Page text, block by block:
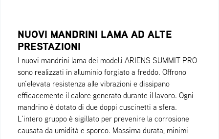
NUOVI MANDRINI LAMA AD ALTE
PRESTAZIONI
I nuovi mandrini lama dei modelli ARIENS SUMMIT PRO
sono realizzati in alluminio forgiato a freddo. Offrono
un’elevata resistenza alle vibrazioni e dissipano
efficacemente il calore generato durante il lavoro. Ogni
mandrino è dotato di due doppi cuscinetti a sfera.
L’intero gruppo è sigillato per prevenire la corrosione
causata da umidità e sporco. Massima durata, minimi